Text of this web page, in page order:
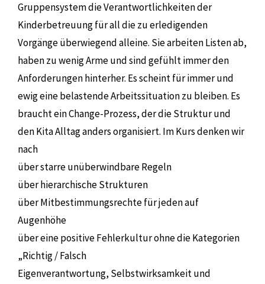
Gruppensystem die Verantwortlichkeiten der
Kinderbetreuung für all die zu erledigenden
Vorgänge überwiegend alleine. Sie arbeiten Listen ab,
haben zu wenig Arme und sind gefühlt immer den
Anforderungen hinterher. Es scheint für immer und
ewig eine belastende Arbeitssituation zu bleiben. Es
braucht ein Change-Prozess, der die Struktur und
den Kita Alltag anders organisiert. Im Kurs denken wir
nach
über starre unüberwindbare Regeln
über hierarchische Strukturen
über Mitbestimmungsrechte für jeden auf
Augenhöhe
über eine positive Fehlerkultur ohne die Kategorien
„Richtig / Falsch
Eigenverantwortung, Selbstwirksamkeit und